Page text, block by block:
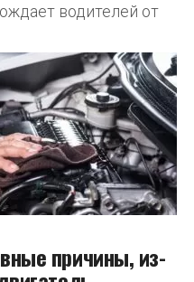
водителей от
причины, из-